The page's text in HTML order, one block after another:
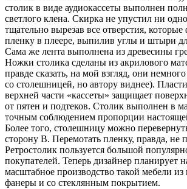
столик в виде аудиокассеты выполнен
светлого клена. Скирка не упустил ни
тщательно вырезав все отверстия,
пленку в плеере, выпилив углы и штыри
Сама же лента выполнена из древесины
Ножки столика сделаны из акрилового
правде сказать, на мой взгляд, они
со столешницей, но автору виднее).
верхней части «кассеты» защищает
от пятен и подтеков. Столик выполнен в
точным соблюдением пропорции
Более того, столешницу можно
сторону В. Перемотать пленку, правда, не
Ретростолик пользуется большой
покупателей. Теперь дизайнер планирует
масштабное производство такой мебели из
фанеры и со стеклянным покрытием.